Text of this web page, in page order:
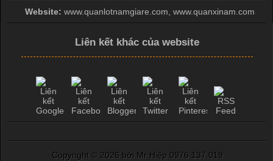
Website: www.quanlotnamgiare.com, www.quanxinam.com
Liên kết khác của website
Copyright © 2026 bởi Mr Hiệp 0976.137.019